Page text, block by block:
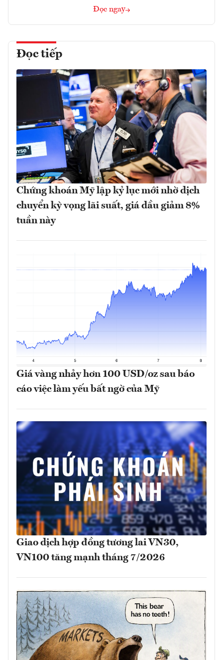
Đọc ngay
Đọc tiếp
Chứng khoán Mỹ lập kỷ lục mới nhờ dịch
chuyển kỳ vọng lãi suất, giá dầu giảm 8%
tuần này
Giá vàng nhảy hơn 100 USD/oz sau báo
cáo việc làm yếu bất ngờ của Mỹ
Giao dịch hợp đồng tương lai VN30,
VN100 tăng mạnh tháng 7/2026